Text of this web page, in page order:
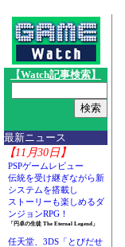
【Watch記事検索】
最新ニュース
【11月30日】
PSPゲームレビュー
伝統を受け継ぎながら新
システムを搭載し
ストーリーも楽しめるダ
ンジョンRPG！
「円卓の生徒 The Eternal Legend」
任天堂、3DS「とびだせ